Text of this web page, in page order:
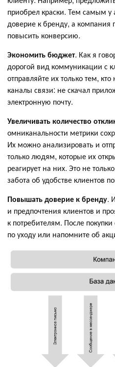
приобрел краски. Тем самым у
доверие к бренду, а компания
повысить конверсию.
Экономить бюджет. Как я
дорогой вид коммуникации с
отправляйте их только тем,
каналы связи: не скачал
электронную почту.
Увеличивать количество
омниканальности метрики
Их можно анализировать и
только людям, которые их
реагирует на них. Это не
забота об удобстве клиентов
Повышать доверие к бренду.
и предпочтения клиентов и
к потребителям. После
по уходу или напомните об